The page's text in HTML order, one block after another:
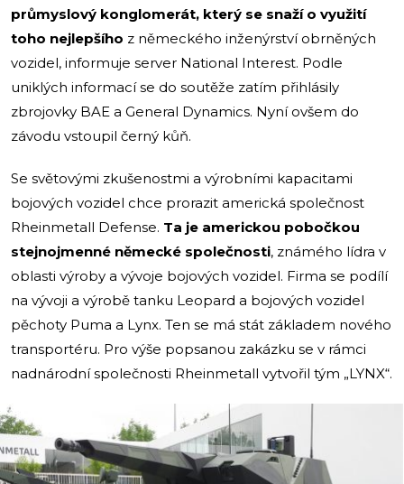
průmyslový konglomerát, který se snaží o využití
toho nejlepšího z německého inženýrství obrněných
vozidel, informuje server National Interest. Podle
uniklých informací se do soutěže zatím přihlásily
zbrojovky BAE a General Dynamics. Nyní ovšem do
závodu vstoupil černý kůň.
Se světovými zkušenostmi a výrobními kapacitami
bojových vozidel chce prorazit americká společnost
Rheinmetall Defense. Ta je americkou pobočkou
stejnojmenné německé společnosti, známého lídra v
oblasti výroby a vývoje bojových vozidel. Firma se podílí
na vývoji a výrobě tanku Leopard a bojových vozidel
pěchoty Puma a Lynx. Ten se má stát základem nového
transportéru. Pro výše popsanou zakázku se v rámci
nadnárodní společnosti Rheinmetall vytvořil tým „LYNX“.